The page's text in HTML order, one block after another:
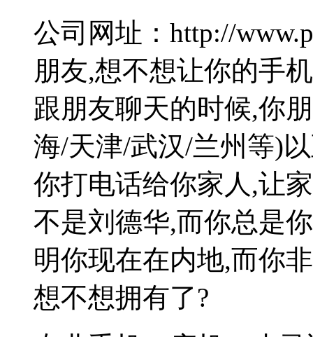
公司网址：http://
朋友,想不想让你的手
跟朋友聊天的时候,你
海/天津/武汉/兰州等)
你打电话给你家人,让
不是刘德华,而你总是
明你现在在内地,而你
想不想拥有了?